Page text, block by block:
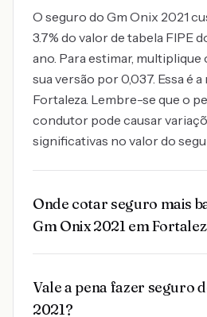
O seguro do Gm Onix 2021
3.7% do valor de tabela FIPE
ano. Para estimar, multiplique
sua versão por 0,037. Essa é a
Fortaleza. Lembre-se que o
condutor pode causar
significativas no valor do
Onde cotar seguro mais
Gm Onix 2021 em
Vale a pena fazer seguro
2021?